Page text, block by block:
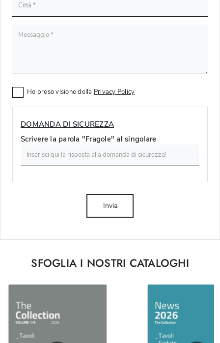
SFOGLIA I NOSTRI CATALOGHI
Ho preso visione della Privacy Policy
DOMANDA DI SICUREZZA
Scrivere la parola "Fragole" al singolare
Invia